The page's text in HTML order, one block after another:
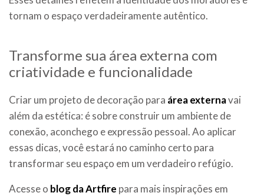
tornam o espaço verdadeiramente autêntico.
Transforme sua área externa com
criatividade e funcionalidade
Criar um projeto de decoração para área externavai
além da estética: é sobre construir um ambiente de
conexão, aconchego e expressão pessoal. Ao aplicar
essas dicas, você estará no caminho certo para
transformar seu espaço em um verdadeiro refúgio.
Acesse o blog da Artfire para mais inspirações em